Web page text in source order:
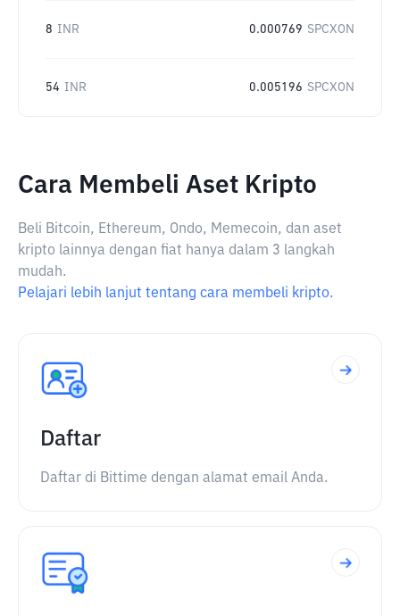
8 INR 0.000769 SPCXON
54 INR 0.005196 SPCXON
Cara Membeli Aset Kripto
Beli Bitcoin, Ethereum, Ondo, Memecoin, dan aset
kripto lainnya dengan fiat hanya dalam 3 langkah
mudah.
Pelajari lebih lanjut tentang cara membeli kripto.
Daftar
Daftar di Bittime dengan alamat email Anda.